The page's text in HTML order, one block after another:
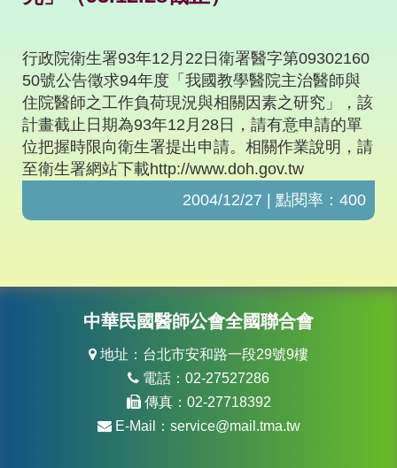
行政院衛生署93年12月22日衛署醫字第09302160
50號公告徵求94年度「我國教學醫院主治醫師與
住院醫師之工作負荷現況與相關因素之研究」，該
計畫截止日期為93年12月28日，請有意申請的單
位把握時限向衛生署提出申請。相關作業說明，請
至衛生署網站下載http://www.doh.gov.tw
2004/12/27 | 點閱率：400
中華民國醫師公會全國聯合會
地址：台北市安和路一段29號9樓
電話：02-27527286
傳真：02-27718392
E-Mail： service@mail.tma.tw